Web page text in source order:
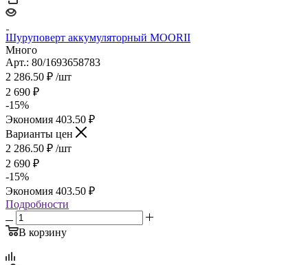
Шуруповерт аккумуляторный MOORII
Много
Арт.: 80/1693658783
2 286.50 ₽ /шт
2 690 ₽
-15%
Экономия 403.50 ₽
Варианты цен
2 286.50 ₽ /шт
2 690 ₽
-15%
Экономия 403.50 ₽
Подробности
В корзину